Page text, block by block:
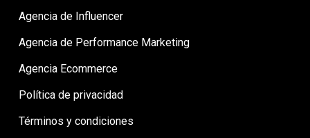
Agencia de Influencer
Agencia de Performance Marketing
Agencia Ecommerce
Política de privacidad
Términos y condiciones